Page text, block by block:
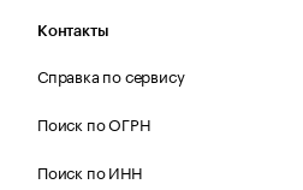
Контакты
Справка по сервису
Поиск по ОГРН
Поиск по ИНН